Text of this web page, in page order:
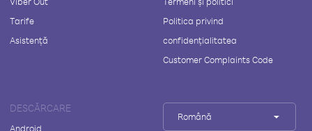
Tarife
Asistență
Politica privind
confidențialitatea
Customer Complaints Code
DESCĂRCARE
Android
Română